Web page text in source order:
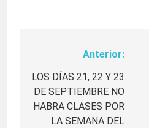
Navegación
de
entradas
Anterior:
LOS DÍAS 21, 22 Y 23
DE SEPTIEMBRE NO
HABRA CLASES POR
LA SEMANA DEL